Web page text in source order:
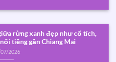
rừng xanh đẹp như cổ tích,
tiếng gần Chiang Mai
2026